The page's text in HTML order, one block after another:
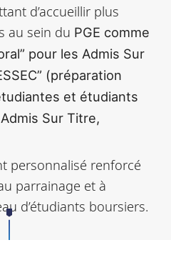
d’accueillir plus
au sein du PGE comme
pour les Admis Sur
(préparation
et étudiants
Sur Titre,
personnalisé renforcé
parrainage et à
d’étudiants boursiers.